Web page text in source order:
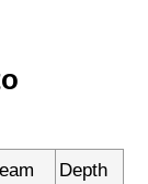
Depth